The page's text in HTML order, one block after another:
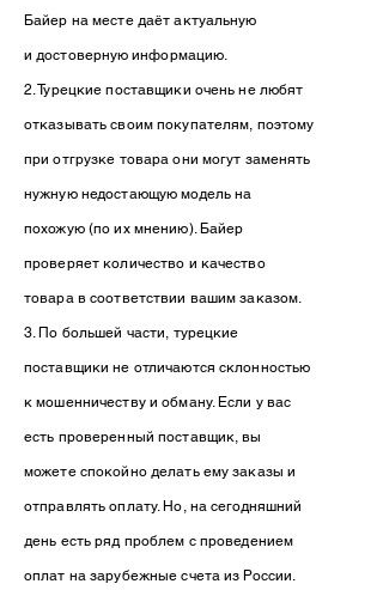
Байер на месте даёт актуальную
идостоверную информацию.
2. Турецкие поставщики очень не любят
отказывать своим покупателям, поэтому
при отгрузке товара они могут заменять
нужную недостающую модель на
похожую (по их мнению). Байер
проверяет количество и качество
товара в соответствии вашим заказом.
3. По большей части, турецкие
поставщики не отличаются склонностью
к мошенничеству и обману. Если у вас
есть проверенный поставщик, вы
можете спокойно делать ему заказы и
отправлять оплату. Но, на сегодняшний
день есть ряд проблем с проведением
оплат на зарубежные счета из России.